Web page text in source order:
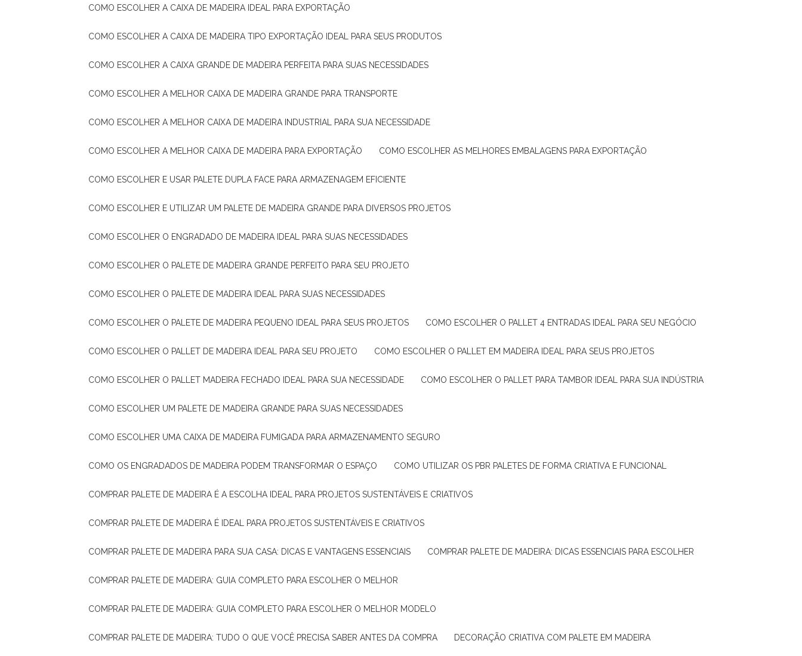
COMO ESCOLHER A CAIXA DE MADEIRA IDEAL PARA EXPORTAÇÃO
COMO ESCOLHER A CAIXA DE MADEIRA TIPO EXPORTAÇÃO IDEAL PARA SEUS PRODUTOS
COMO ESCOLHER A CAIXA GRANDE DE MADEIRA PERFEITA PARA SUAS NECESSIDADES
COMO ESCOLHER A MELHOR CAIXA DE MADEIRA GRANDE PARA TRANSPORTE
COMO ESCOLHER A MELHOR CAIXA DE MADEIRA INDUSTRIAL PARA SUA NECESSIDADE
COMO ESCOLHER A MELHOR CAIXA DE MADEIRA PARA EXPORTAÇÃO COMO ESCOLHER AS MELHORES EMBALAGENS PARA EXPORTAÇÃO
COMO ESCOLHER E USAR PALETE DUPLA FACE PARA ARMAZENAGEM EFICIENTE
COMO ESCOLHER E UTILIZAR UM PALETE DE MADEIRA GRANDE PARA DIVERSOS PROJETOS
COMO ESCOLHER O ENGRADADO DE MADEIRA IDEAL PARA SUAS NECESSIDADES
COMO ESCOLHER O PALETE DE MADEIRA GRANDE PERFEITO PARA SEU PROJETO
COMO ESCOLHER O PALETE DE MADEIRA IDEAL PARA SUAS NECESSIDADES
COMO ESCOLHER O PALETE DE MADEIRA PEQUENO IDEAL PARA SEUS PROJETOS COMO ESCOLHER O PALLET 4 ENTRADAS IDEAL PARA SEU NEGÓCIO
COMO ESCOLHER O PALLET DE MADEIRA IDEAL PARA SEU PROJETO COMO ESCOLHER O PALLET EM MADEIRA IDEAL PARA SEUS PROJETOS
COMO ESCOLHER O PALLET MADEIRA FECHADO IDEAL PARA SUA NECESSIDADE COMO ESCOLHER O PALLET PARA TAMBOR IDEAL PARA SUA INDÚSTRIA
COMO ESCOLHER UM PALETE DE MADEIRA GRANDE PARA SUAS NECESSIDADES
COMO ESCOLHER UMA CAIXA DE MADEIRA FUMIGADA PARA ARMAZENAMENTO SEGURO
COMO OS ENGRADADOS DE MADEIRA PODEM TRANSFORMAR O ESPAÇO COMO UTILIZAR OS PBR PALETES DE FORMA CRIATIVA E FUNCIONAL
COMPRAR PALETE DE MADEIRA É A ESCOLHA IDEAL PARA PROJETOS SUSTENTÁVEIS E CRIATIVOS
COMPRAR PALETE DE MADEIRA É IDEAL PARA PROJETOS SUSTENTÁVEIS E CRIATIVOS
COMPRAR PALETE DE MADEIRA PARA SUA CASA: DICAS E VANTAGENS ESSENCIAIS COMPRAR PALETE DE MADEIRA: DICAS ESSENCIAIS PARA ESCOLHER
COMPRAR PALETE DE MADEIRA: GUIA COMPLETO PARA ESCOLHER O MELHOR
COMPRAR PALETE DE MADEIRA: GUIA COMPLETO PARA ESCOLHER O MELHOR MODELO
COMPRAR PALETE DE MADEIRA: TUDO O QUE VOCÊ PRECISA SABER ANTES DA COMPRA DECORAÇÃO CRIATIVA COM PALETE EM MADEIRA